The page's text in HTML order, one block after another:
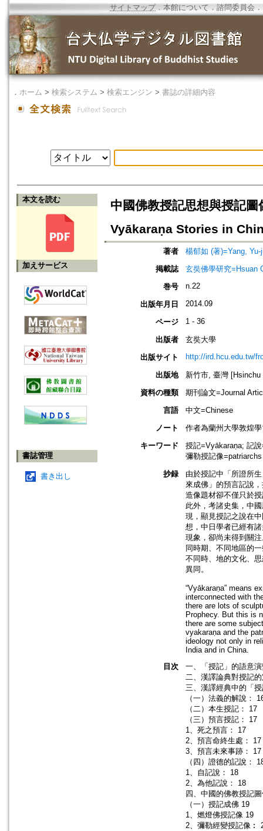
サイトマップ．本館について ． 諮問委員会 ．
． ホーム > 検索システム > 検索エンジン > 書誌の詳細内容
本文を読む
加えサービス
書誌管理
書き出し
中國佛教授記思想與授記
Vyākaraṇa Stories in
著者
楊郁如 (著)=Yang, Yu-
掲載誌
玄奘佛學研究=Hsuan
巻号
n.22
出版年月日 2014.09
ページ 1 - 36
出版者
玄奘大學
出版サイト
http://ird.hcu.edu.tw/
出版地
新竹市, 臺灣 [Hsinchu
資料の種類
期刊論文=Journal
言語
中文=Chinese
ノート
作者為蘭州大學敦煌
キーワード
授記=Vyākaraṇa; 記
彌勒授記像=patriarchs
抄録
由於授記中「所證所
來成佛」的預言記說
造像題材卻不僅只於
此外，考諸史集，中
現，顯見授記之說在
想，中日學者已經有
現象，卻尚未得到關
同時期、不同地區的
不同時、地的文化、
異同。
“Vyākaraṇa” means
interconnected with
there are lots of
Prophecy. But this is
there are some
vyakaraṇa and the
ideology not only in
India and in China.
目次
一、「授記」的語意
二、漢譯論典對授記
三、漢譯經典中的「
（一）法義的解說：
（二）本生授記： 17
（三）預言授記： 17
1、死之預言： 17
2、預言命終生處： 17
3、預言未來事跡： 17
（四）證德的記說：
1、自記說： 18
2、為他記說： 18
四、中國的佛教授記
（一）授記成佛 19
1、燃燈佛授記像 19
2、彌勒經變授記像︰